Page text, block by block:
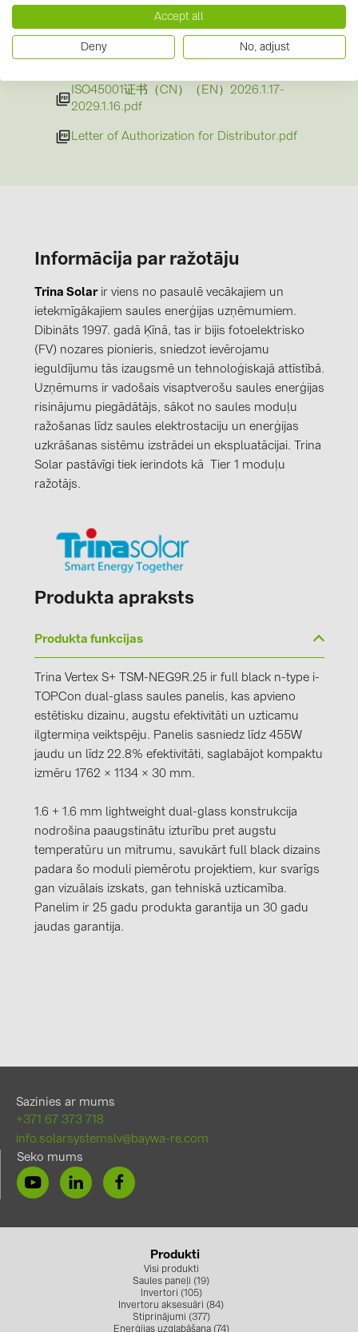
BIPV-TEG-TUV-Certificate.pdf
ISO14001证书（CN）（EN）2026.2.13-
2029.2.12.pdf
ISO45001证书（CN）（EN）2026.1.17-
2029.1.16.pdf
Letter of Authorization for Distributor.pdf
Informācija par ražotāju
Trina Solarir viens no pasaulē vecākajiem un
ietekmīgākajiem saules enerģijas uzņēmumiem.
Dibināts 1997. gadā Ķīnā, tas ir bijis fotoelektrisko
(FV) nozares pionieris, sniedzot ievērojamu
ieguldījumu tās izaugsmē un tehnoloģiskajā attīstībā.
Uzņēmums ir vadošais visaptverošu saules enerģijas
risinājumu piegādātājs, sākot no saules moduļu
ražošanas līdz saules elektrostaciju un enerģijas
uzkrāšanas sistēmu izstrādei un ekspluatācijai. Trina
Solar pastāvīgi tiek ierindots kā Tier 1 moduļu
ražotājs.
Produkta apraksts
Produkta funkcijas
Trina Vertex S+ TSM-NEG9R.25 ir full black n-type i-
TOPCon dual-glass saules panelis, kas apvieno
estētisku dizainu, augstu efektivitāti un uzticamu
ilgtermiņa veiktspēju. Panelis sasniedz līdz 455W
jaudu un līdz 22.8% efektivitāti, saglabājot kompaktu
izmēru 1762 × 1134 × 30 mm.
1.6 + 1.6 mm lightweight dual-glass konstrukcija
nodrošina paaugstinātu izturību pret augstu
temperatūru un mitrumu, savukārt full black dizains
padara šo moduli piemērotu projektiem, kur svarīgs
gan vizuālais izskats, gan tehniskā uzticamība.
Panelim ir 25 gadu produkta garantija un 30 gadu
jaudas garantija.
Sazinies ar mums
+371 67 373 718
info.solarsystemslv@baywa-re.com
Seko mums
Produkti
Visi produkti
Saules paneļi (19)
Invertori (105)
Invertoru aksesuāri (84)
Stiprinājumi (377)
Enerģijas uzglabāšana (74)
Accept all
Deny No, adjust